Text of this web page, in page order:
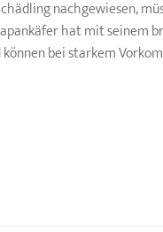
nachgewiesen,
hat mit seinem
bei starkem